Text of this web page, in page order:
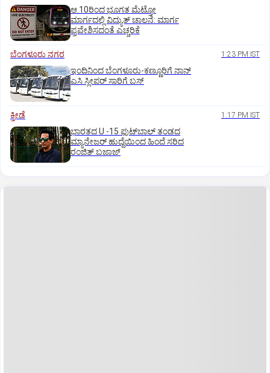
ಆ.10ರಿಂದ ಭೂಗತ ಮೆಟ್ರೋ
ಮಾರ್ಗದಲ್ಲಿ ವಿದ್ಯುತ್‌ ಚಾಲನೆ: ಮಾರ್ಗ
ಪ್ರವೇಶಿಸದಂತೆ ಎಚ್ಚರಿಕೆ
ಬೆಂಗಳೂರು ನಗರ 1:23 PM IST
ಇಂದಿನಿಂದ ಬೆಂಗಳೂರು-ಕಣ್ಣೂರಿಗೆ ನಾನ್‌
ಎಸಿ ಸ್ಲೀಪರ್‌ ಸಾರಿಗೆ ಬಸ್‌
ಕ್ರೀಡೆ 1:17 PM IST
ಭಾರತದ U -15 ಫುಟ್‌ಬಾಲ್ ತಂಡದ
ಮ್ಯಾನೇಜರ್‌ ಹುದ್ದೆಯಿಂದ ಹಿಂದೆ ಸರಿದ
ರಂಜಿತ್‌ ಬಜಾಜ್‌